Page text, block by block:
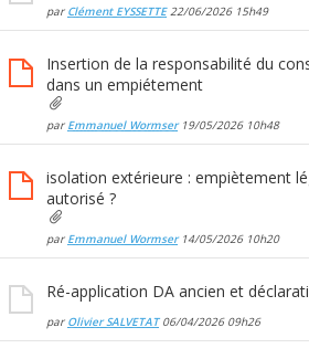
par Clément EYSSETTE22/06/2026 15h49
Insertion de la responsabilité du
dans un empiétement
par Emmanuel Wormser19/05/2026 10h48
isolation extérieure : empiètement
autorisé ?
par Emmanuel Wormser14/05/2026 10h20
Ré-application DA ancien et
par Olivier SALVETAT06/04/2026 09h26